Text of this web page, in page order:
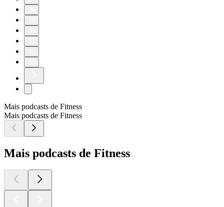
Mais podcasts de Fitness
Mais podcasts de Fitness
Mais podcasts de Fitness